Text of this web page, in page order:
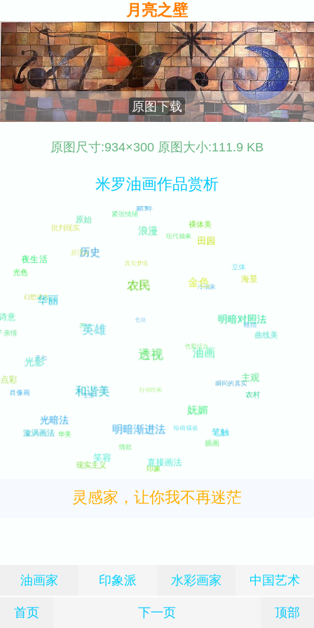
月亮之壁
原图下载
原图尺寸:934×300 原图大小:111.9 KB
米罗油画作品赏析
油画家 印象派 水彩画家 中国艺术
首页 下一页 顶部
灵感家，让你我不再迷茫